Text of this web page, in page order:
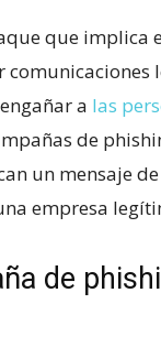
que implica
a las
de
un mensaje‍
empresa
de